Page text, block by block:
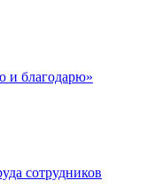
и благодарю»
сотрудников